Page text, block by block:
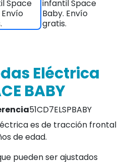
Eléctrica
BABY
51CD7ELSPBABY
es de tracción frontal
de edad.
pueden ser ajustados